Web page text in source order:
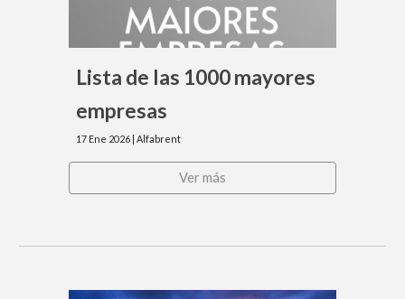
Lista de las 1000 mayores
empresas
17 Ene 2026 | Alfabrent
Ver más